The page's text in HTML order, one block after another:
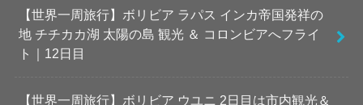
【世界一周旅行】ボリビア ラパス インカ帝国発祥の
地 チチカカ湖 太陽の島 観光 ＆ コロンビアへフライ
ト｜12日目
【世界一周旅行】ボリビア ウユニ 2日目は市内観光＆